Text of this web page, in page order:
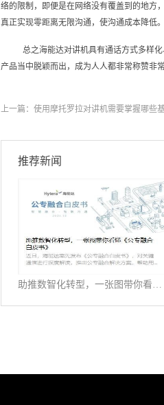
络的限制，即便是在网络没有覆盖到的地方
真正实现零距离无限沟通，使沟通成本降低
总之海能达对讲机具有通话方式多样
产品当中脱颖而出，成为人人都非常称赞非
上一篇： 使用摩托罗拉对讲机需要掌握哪些
推荐新闻
助推数智化转型，一张图带你看懂《公专融合白皮书》